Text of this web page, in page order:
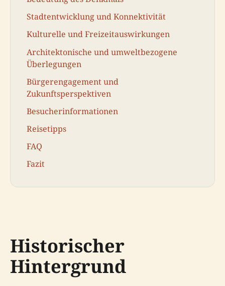
Stadtentwicklung und Konnektivität
Kulturelle und Freizeitauswirkungen
Architektonische und umweltbezogene
Überlegungen
Bürgerengagement und
Zukunftsperspektiven
Besucherinformationen
Reisetipps
FAQ
Fazit
Historischer
Hintergrund